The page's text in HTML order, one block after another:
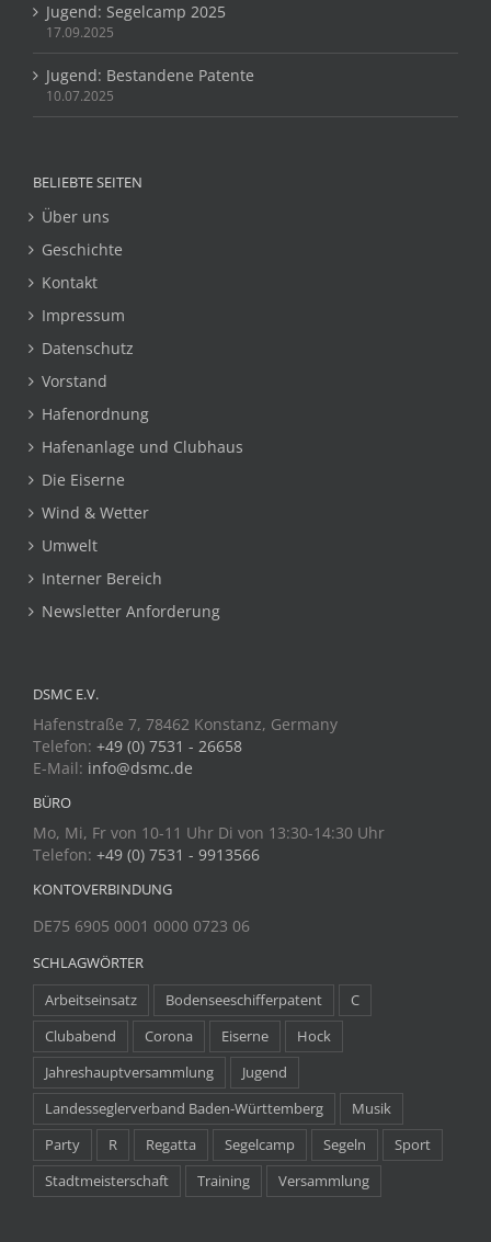
Jugend: Segelcamp 2025
17.09.2025
Jugend: Bestandene Patente
10.07.2025
BELIEBTE SEITEN
Über uns
Geschichte
Kontakt
Impressum
Datenschutz
Vorstand
Hafenordnung
Hafenanlage und Clubhaus
Die Eiserne
Wind & Wetter
Umwelt
Interner Bereich
Newsletter Anforderung
DSMC E.V.
Hafenstraße 7, 78462 Konstanz, Germany
Telefon: +49 (0) 7531 - 26658
E-Mail: info@dsmc.de
BÜRO
Mo, Mi, Fr von 10-11 Uhr Di von 13:30-14:30 Uhr
Telefon: +49 (0) 7531 - 9913566
KONTOVERBINDUNG
DE75 6905 0001 0000 0723 06
SCHLAGWÖRTER
Arbeitseinsatz Bodenseeschifferpatent
C
Clubabend
Corona Eiserne
Hock
Jahreshauptversammlung
Jugend
Landesseglerverband Baden-Württemberg
Musik
Party
R Regatta Segelcamp Segeln
Sport
Stadtmeisterschaft
Training Versammlung